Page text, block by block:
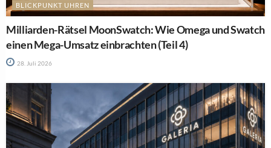
BLICKPUNKT UHREN
Milliarden-Rätsel MoonSwatch: Wie Omega und Swatch
einen Mega-Umsatz einbrachten (Teil 4)
28. Juli 2026